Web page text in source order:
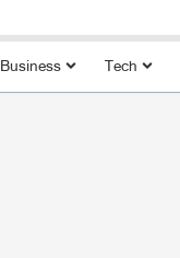
Business Tech